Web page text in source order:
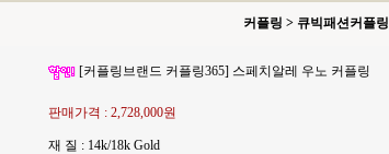
커플링 > 큐빅패션커플링
[커플링브랜드 커플링365] 스페치알레 우노 커플링
판매가격 : 2,728,000원
재 질 : 14k/18k Gold